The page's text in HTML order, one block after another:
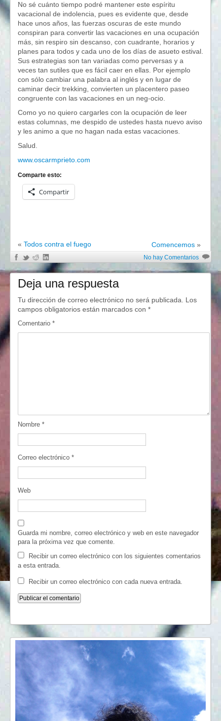
No sé cuánto tiempo podré mantener este espíritu
vacacional de indolencia, pues es evidente que, desde
hace unos años, las fuerzas oscuras de este mundo
conspiran para convertir las vacaciones en una ocupación
más, sin respiro sin descanso, con cuadrante, horarios y
planes para todos y cada uno de los días de asueto estival.
Sus estrategias son tan variadas como perversas y a
veces tan sutiles que es fácil caer en ellas. Por ejemplo
con sólo cambiar una palabra al inglés y en lugar de
caminar decir trekking, convierten un placentero paseo
congruente con las vacaciones en un neg-ocio.
Como yo no quiero cargarles con la ocupación de leer
estas columnas, me despido de ustedes hasta nuevo aviso
y les animo a que no hagan nada estas vacaciones.
Salud.
www.oscarmprieto.com
Comparte esto:
Compartir
« Todos contra el fuego Comencemos »
No hay Comentarios
Deja una respuesta
Tu dirección de correo electrónico no será publicada.
Los
campos obligatorios están marcados con *
Comentario *
Nombre *
Correo electrónico *
Web
Guarda mi nombre, correo electrónico y web en este navegador
para la próxima vez que comente.
Recibir un correo electrónico con los siguientes comentarios
a esta entrada.
Recibir un correo electrónico con cada nueva entrada.